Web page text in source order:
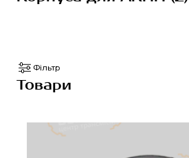
Фільтр
Товари